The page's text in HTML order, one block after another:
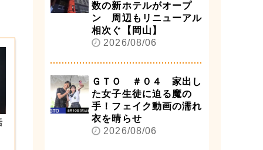
数の新ホテルがオープ
ン 周辺もリニューアル
相次ぐ【岡山】
2026/08/06
ＧＴＯ ＃０４ 家出し
た女子生徒に迫る魔の
手！フェイク動画の濡れ
衣を晴らせ
2026/08/06